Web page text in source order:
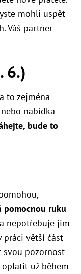
mohli uspět
Váš partner
6.)
to zejména
nabídka
bude to
pomocnou ruku
nepotřebuje jim
práci větší část
svou pozornost
už během